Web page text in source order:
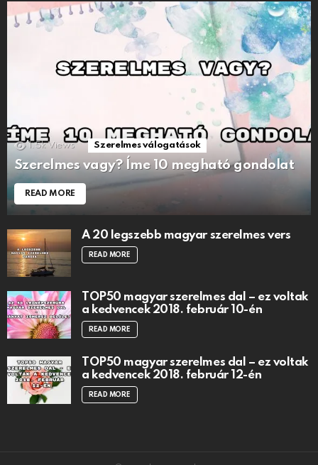
1.5k Views Szerelmes válogatások
Szerelmes vagy? Íme 10 megható gondolat
READ MORE
A 20 legszebb magyar szerelmes vers
READ MORE
TOP50 magyar szerelmes dal – ez voltak
a kedvencek 2018. február 10-én
READ MORE
TOP50 magyar szerelmes dal – ez voltak
a kedvencek 2018. február 12-én
READ MORE